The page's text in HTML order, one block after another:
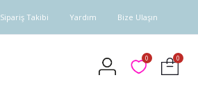
Sipariş Takibi Yardım Bize Ulaşın
0 0